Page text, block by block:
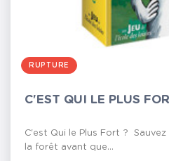
RUPTURE
C'EST QUI LE PLUS
C'est Qui le Plus Fort ?
la forêt avant que...